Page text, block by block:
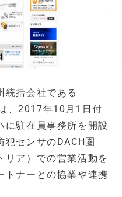
統括会社である
、2017年10月1日付
に駐在員事務所を開設
センサのDACH圏
リア）での営業活動を
トナーとの協業や連携